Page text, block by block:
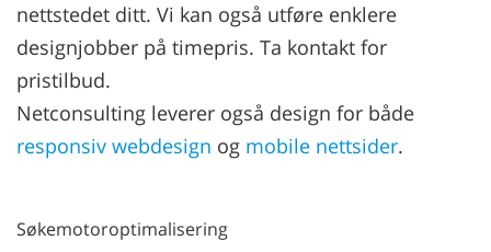
nettstedet ditt. Vi kan også utføre enklere
designjobber på timepris. Ta kontakt for
pristilbud.
Netconsulting leverer også design for både
responsiv webdesign og mobile nettsider.
Søkemotoroptimalisering